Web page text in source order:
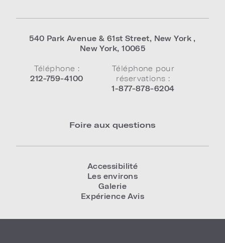
540 Park Avenue & 61st Street, New York ,
New York,10065
Téléphone :
212-759-4100
Téléphone pour
réservations :
1-877-878-6204
Foire aux questions
Accessibilité
Les environs
Galerie
Expérience Avis